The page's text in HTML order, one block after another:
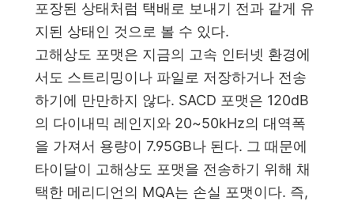
포장된 상태처럼 택배로 보내기 전과 같게 유
지된 상태인 것으로 볼 수 있다.
고해상도 포맷은 지금의 고속 인터넷 환경에
서도 스트리밍이나 파일로 저장하거나 전송
하기에 만만하지 않다. SACD 포맷은 120dB
의 다이내믹 레인지와 20~50kHz의 대역폭
을 가져서 용량이 7.95GB나 된다. 그 때문에
타이달이 고해상도 포맷을 전송하기 위해 채
택한 메리디언의 MQA는 손실 포맷이다. 즉,